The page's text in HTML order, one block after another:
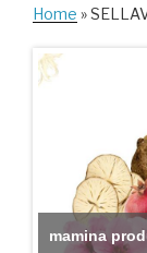
Home »
mamina